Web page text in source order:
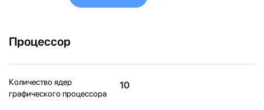
Процессор
Количество ядер
графического процессора
10